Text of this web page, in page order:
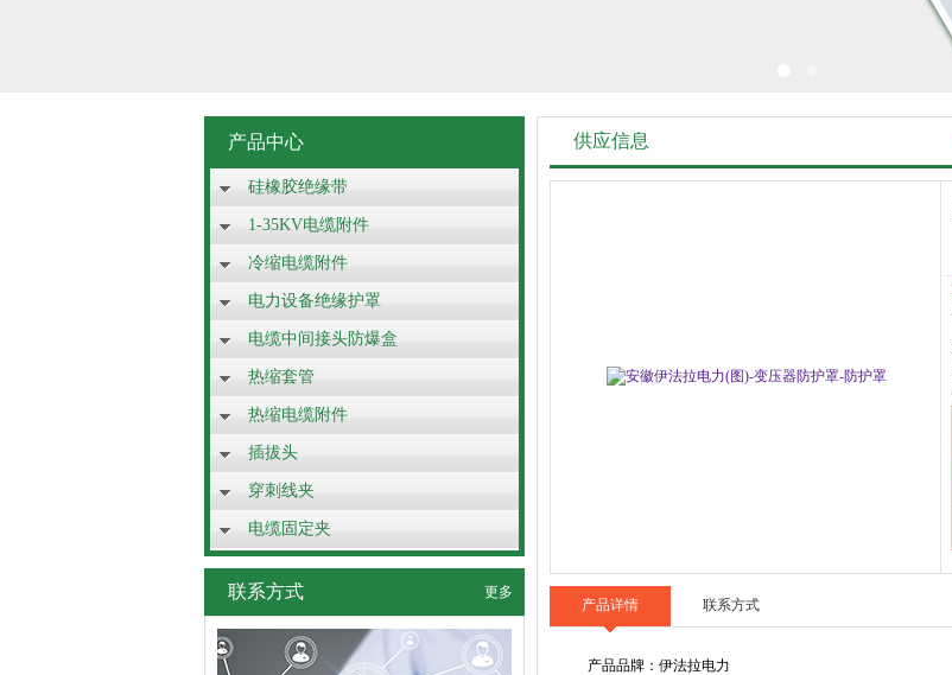
产品中心
硅橡胶绝缘带
1-35KV电缆附件
冷缩电缆附件
电力设备绝缘护罩
电缆中间接头防爆盒
热缩套管
热缩电缆附件
插拔头
穿刺线夹
电缆固定夹
更多
联系方式
供应信息
产品详情 联系方式
产品品牌：伊法拉电力